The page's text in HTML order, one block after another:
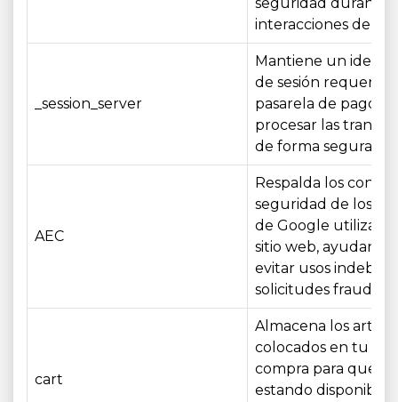
interacciones de
_session_server
Mantiene un
de sesión
pasarela de pago
procesar las
de forma segura.
AEC
Respalda los
seguridad de los
de Google
sitio web, ayudando
evitar usos
solicitudes
cart
Almacena los
colocados en tu
compra para que
estando disponibles